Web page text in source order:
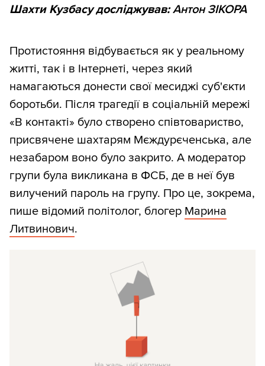
Шахти Кузбасу досліджував:Антон ЗІКОРА
Протистояння відбувається як у реальному
житті, так і в Інтернеті, через який
намагаються донести свої месиджі суб'єкти
боротьби. Після трагедії в соціальній мережі
«В контакті» було створено співтовариство,
присвячене шахтарям Мєждурєченська, але
незабаром воно було закрито. А модератор
групи була викликана в ФСБ, де в неї був
вилучений пароль на групу. Про це, зокрема,
пише відомий політолог, блогер Марина
Литвинович.